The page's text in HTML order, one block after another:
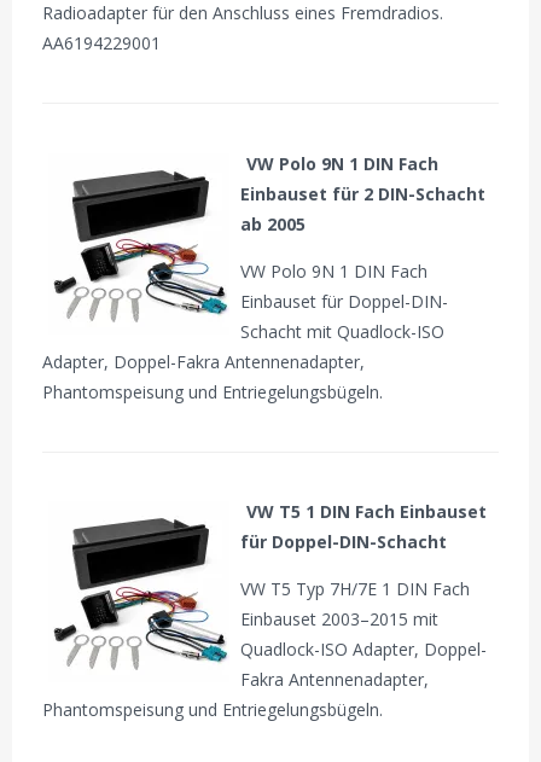
Radioadapter für den Anschluss eines Fremdradios.
AA6194229001
VW Polo 9N 1 DIN Fach
Einbauset für 2 DIN-Schacht
ab 2005
VW Polo 9N 1 DIN Fach
Einbauset für Doppel-DIN-
Schacht mit Quadlock-ISO
Adapter, Doppel-Fakra Antennenadapter,
Phantomspeisung und Entriegelungsbügeln.
VW T5 1 DIN Fach Einbauset
für Doppel-DIN-Schacht
VW T5 Typ 7H/7E 1 DIN Fach
Einbauset 2003–2015 mit
Quadlock-ISO Adapter, Doppel-
Fakra Antennenadapter,
Phantomspeisung und Entriegelungsbügeln.